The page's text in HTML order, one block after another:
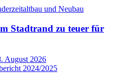
Stadtrand zu teuer für
August 2026